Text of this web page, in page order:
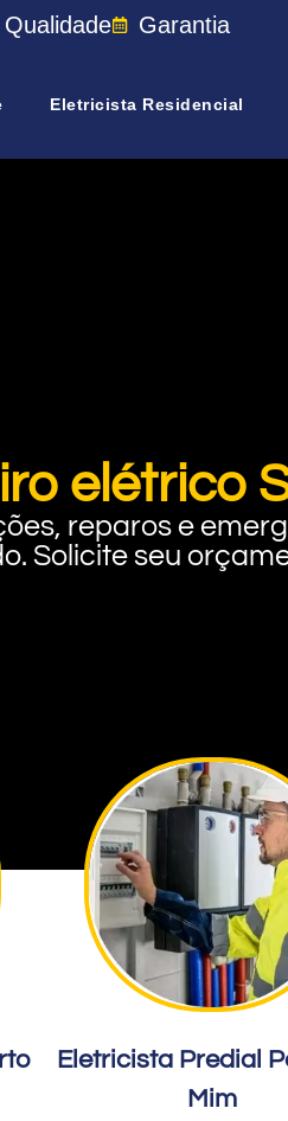
Qualidade Garantia
Eletricista Residencial
elétrico
reparos e
Solicite seu
Eletricista Predial
Mim